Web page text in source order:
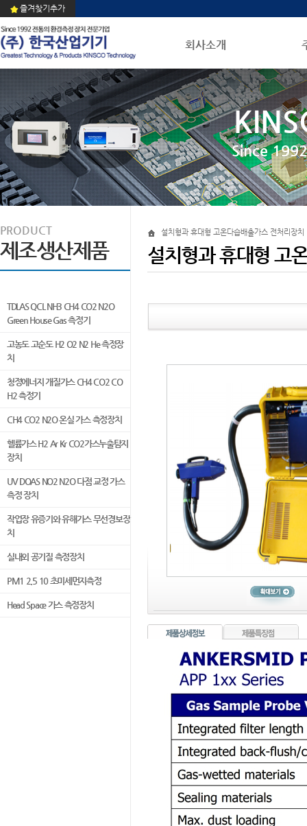
즐겨찾기추가
회사소개
Since
PRODUCT
제조생산제품
TDLAS QCL NH3 CH4 CO2 N2O
Green House Gas 측정기
고농도 고순도 H2 O2 N2 He 측정장
치
청정에너지 개질가스 CH4 CO2 CO
H2 측정기
CH4 CO2 N2O 온실 가스 측정장치
헬륨가스 H2 Ar Kr CO2가스누출탐지
장치
UV DOAS NO2 N2O 다점 교정 가스
측정 장치
작업장 유증기와 유해가스 무선경보장
치
실내외 공기질 측정장치
PM1 2.5 10 초미세먼지측정
Head Space 가스 측정장치
설치형과 휴대형 고온다습배출가스 전처리장치
설치형과 휴대형 고